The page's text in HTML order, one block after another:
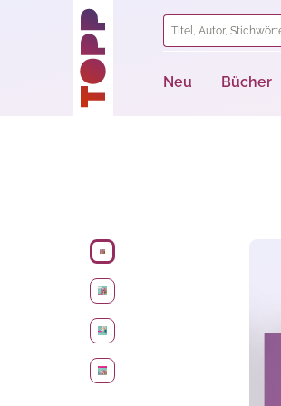
Zur Hauptnavigation
Neu Bücher
Bildergalerie überspringen